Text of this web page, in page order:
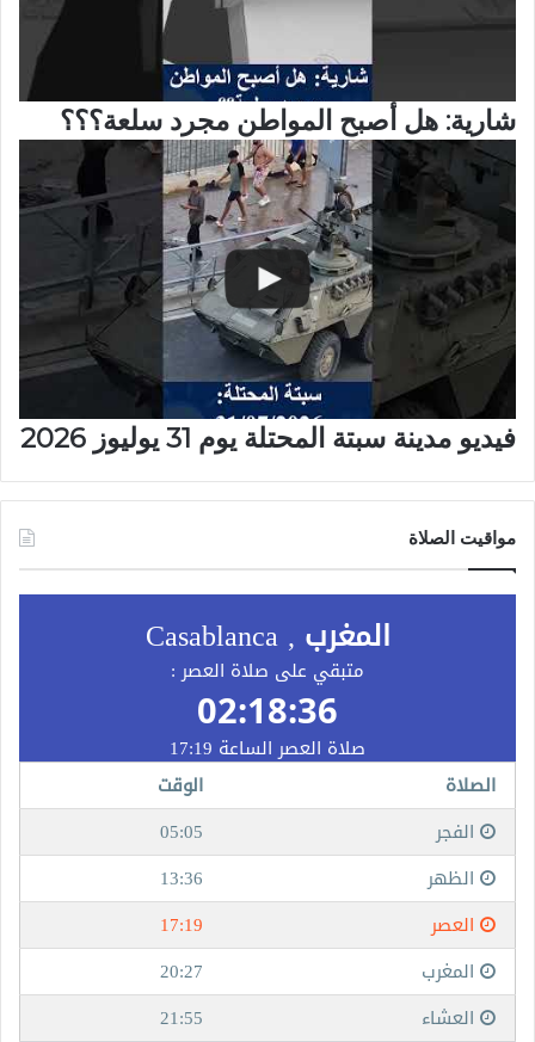
شارية: هل أصبح المواطن مجرد سلعة؟؟؟
فيديو مدينة سبتة المحتلة يوم 31 يوليوز 2026
مواقيت الصلاة